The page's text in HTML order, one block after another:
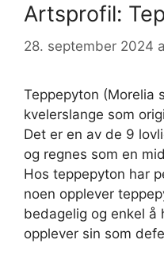
Artsprofil:
28. september 2024
Teppepyton (Morelia
kvelerslange som
Det er en av de 9
og regnes som en
Hos teppepyton har
noen opplever
bedagelig og enkel å
opplever sin som